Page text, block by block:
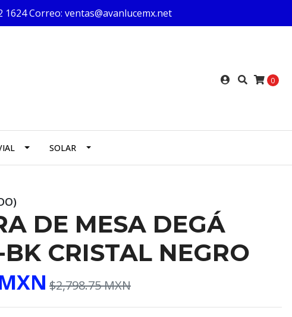
Correo: ventas@avanlucemx.net
0
SOLAR
DE MESA DEGÁ
CRISTAL NEGRO
$2,798.75 MXN